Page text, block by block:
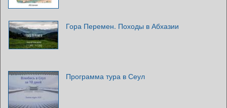
Гора Перемен. Походы в Абхазии
Программа тура в Сеул